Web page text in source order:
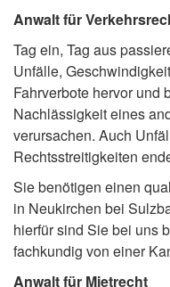
Anwalt für
Tag ein, Tag aus
Unfälle,
Fahrverbote hervor und
Nachlässigkeit eines
verursachen. Auch
Rechtsstreitigkeiten
Sie benötigen einen
in Neukirchen bei
hierfür sind Sie bei uns
fachkundig von einer
Anwalt für Mietrecht